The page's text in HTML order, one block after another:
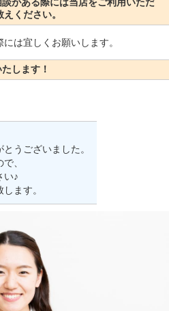
がある際には当店をご利用いただ
ください。
は宜しくお願いします。
します！
うございました。
、
い♪
ます。